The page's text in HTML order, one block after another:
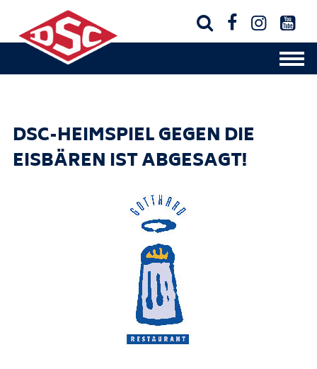
   
DSC-HEIMSPIEL GEGEN DIE
EISBÄREN IST ABGESAGT!